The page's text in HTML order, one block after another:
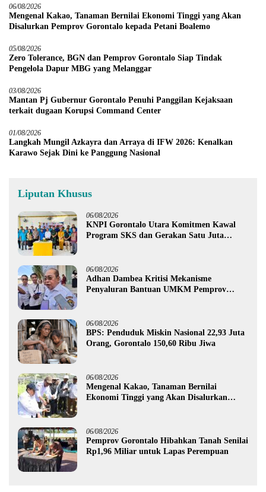
06/08/2026
Mengenal Kakao, Tanaman Bernilai Ekonomi Tinggi yang Akan
Disalurkan Pemprov Gorontalo kepada Petani Boalemo
05/08/2026
Zero Tolerance, BGN dan Pemprov Gorontalo Siap Tindak
Pengelola Dapur MBG yang Melanggar
03/08/2026
Mantan Pj Gubernur Gorontalo Penuhi Panggilan Kejaksaan
terkait dugaan Korupsi Command Center
01/08/2026
Langkah Mungil Azkayra dan Arraya di IFW 2026: Kenalkan
Karawo Sejak Dini ke Panggung Nasional
Liputan Khusus
06/08/2026
KNPI Gorontalo Utara Komitmen Kawal
Program SKS dan Gerakan Satu Juta
06/08/2026
Adhan Dambea Kritisi Mekanisme
Penyaluran Bantuan UMKM Pemprov
06/08/2026
BPS: Penduduk Miskin Nasional 22,93 Juta
Orang, Gorontalo 150,60 Ribu Jiwa
06/08/2026
Mengenal Kakao, Tanaman Bernilai
Ekonomi Tinggi yang Akan Disalurkan
06/08/2026
Pemprov Gorontalo Hibahkan Tanah Senilai
Rp1,96 Miliar untuk Lapas Perempuan